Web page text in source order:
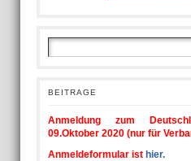
BEITRAGE
Anmeldung zum
09.Oktober 2020 (nur für
Anmeldeformular ist hier.